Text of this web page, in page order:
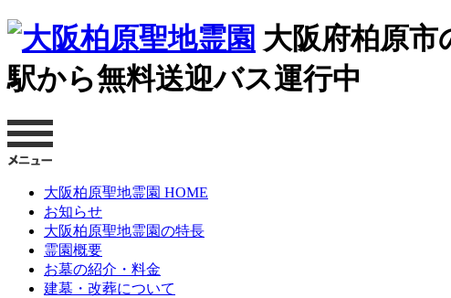
大阪府柏原市
駅から無料送迎バス運行中
大阪柏原聖地霊園 HOME
お知らせ
大阪柏原聖地霊園の特長
霊園概要
お墓の紹介・料金
建墓・改葬について